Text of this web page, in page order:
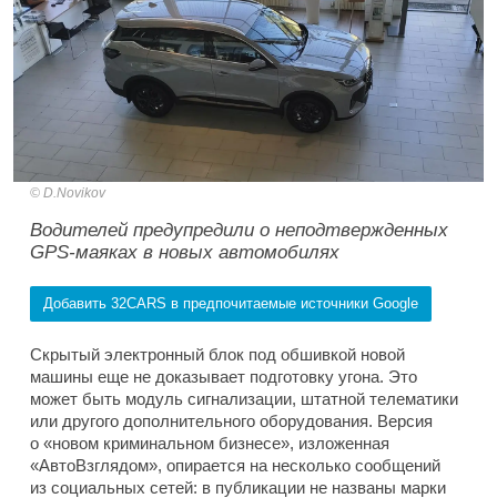
D.Novikov
Водителей предупредили о неподтвержденных
GPS-маяках в новых автомобилях
Добавить 32CARS в предпочитаемые источники Google
Скрытый электронный блок под обшивкой новой
машины еще не доказывает подготовку угона. Это
может быть модуль сигнализации, штатной телематики
или другого дополнительного оборудования. Версия
о «новом криминальном бизнесе», изложенная
«АвтоВзглядом», опирается на несколько сообщений
из социальных сетей: в публикации не названы марки